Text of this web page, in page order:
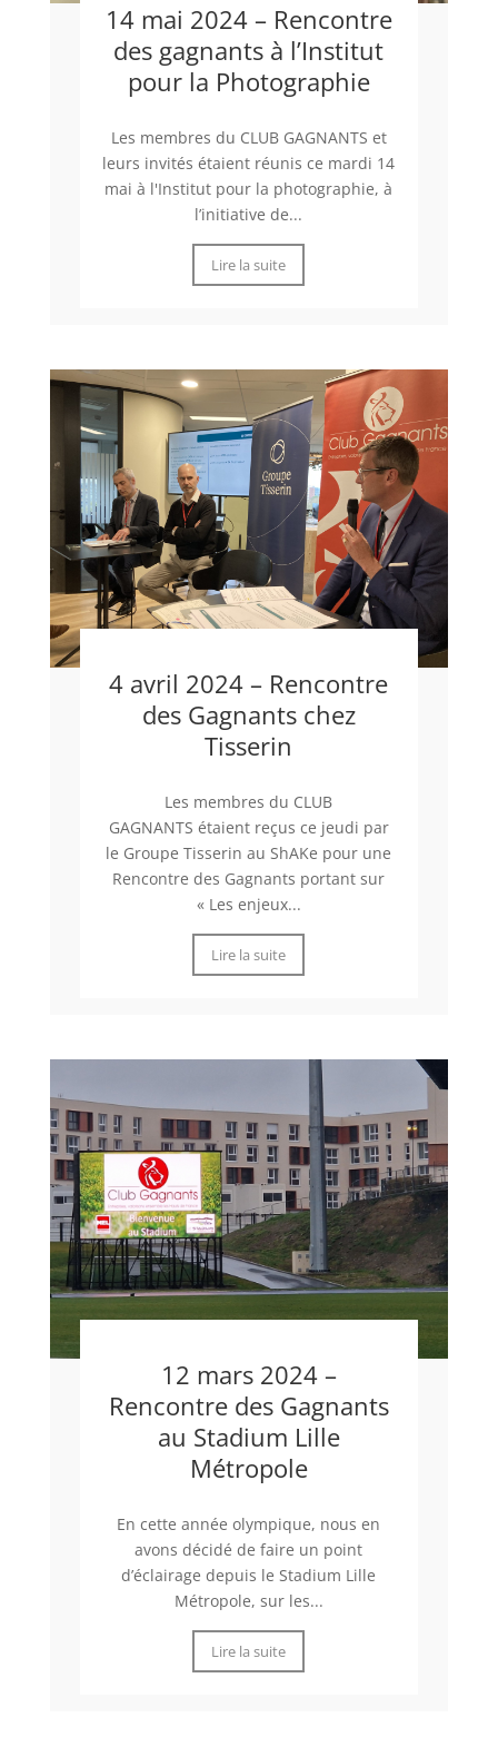
14 mai 2024 – Rencontre
des gagnants à l’Institut
pour la Photographie
Les membres du CLUB GAGNANTS et
leurs invités étaient réunis ce mardi 14
mai à l'Institut pour la photographie, à
l’initiative de...
Lire la suite
4 avril 2024 – Rencontre
des Gagnants chez
Tisserin
Les membres du CLUB
GAGNANTS étaient reçus ce jeudi par
le Groupe Tisserin au ShAKe pour une
Rencontre des Gagnants portant sur
« Les enjeux...
Lire la suite
12 mars 2024 –
Rencontre des Gagnants
au Stadium Lille
Métropole
En cette année olympique, nous en
avons décidé de faire un point
d’éclairage depuis le Stadium Lille
Métropole, sur les...
Lire la suite